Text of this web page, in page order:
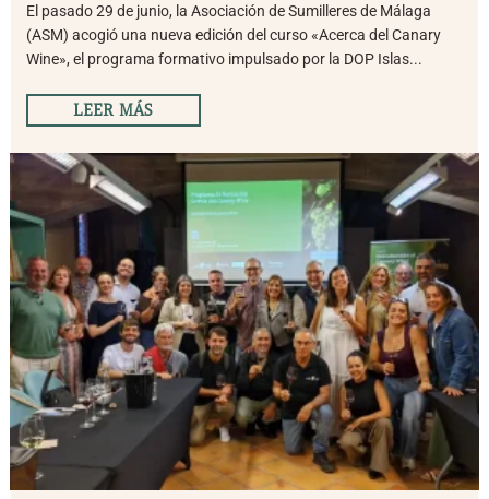
El pasado 29 de junio, la Asociación de Sumilleres de Málaga
(ASM) acogió una nueva edición del curso «Acerca del Canary
Wine», el programa formativo impulsado por la DOP Islas...
LEER MÁS